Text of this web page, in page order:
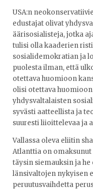
USA:n
edustajat olivat
äärisosialisteja, jotka
tulisi olla kaaderien
sosialidemokratian ja
puolesta ilman, että
otettava huomioon
olisi otettava
yhdysvaltalaisten
syvästi aatteellista ja
suuresti liioittelevaa ja
Vallassa oleva eliitin
Atlanttia on
täysin siemauksin ja
länsivaltojen nykyisen
peruutusvaihdetta